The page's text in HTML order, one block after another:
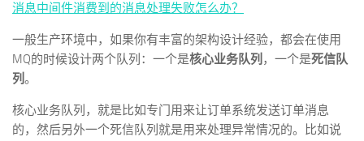
消息中间件消费到的消息处理失败怎么办？
一般生产环境中，如果你有丰富的架构设计经验，都会在使用
MQ的时候设计两个队列：一个是核心业务队列 ，一个是死信队
列。
核心业务队列，就是比如专门用来让订单系统发送订单消息
的，然后另外一个死信队列就是用来处理异常情况的。比如说